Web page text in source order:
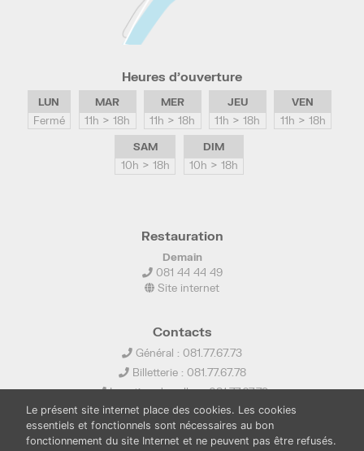
Heures d’ouverture
LUN
Fermé
MAR
11h > 18h
MER
11h > 18h
JEU
11h > 18h
VEN
11h > 18h
SAM
10h > 18h
DIM
10h > 18h
Restauration
Demain
081 44 44 49
Site internet
Contacts
Général : 081.77.67.73
Billetterie : 081.77.67.78
Location de salles : 081.77.67.79
info@ledelta.be
Le présent site internet place des cookies. Les cookies
essentiels et fonctionnels sont nécessaires au bon
fonctionnement du site Internet et ne peuvent pas être refusés.